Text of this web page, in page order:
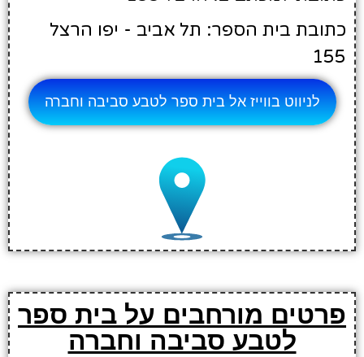
כתובת בית הספר: תל אביב - יפו הרצל
155
לניווט בווייז אל בית ספר לטבע סביבה וחברה
פרטים מורחבים על בית ספר
לטבע סביבה וחברה